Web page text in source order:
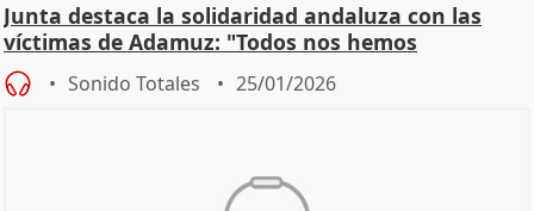
Junta destaca la solidaridad andaluza con las
víctimas de Adamuz: "Todos nos hemos
implicado"
Sonido Totales 25/01/2026